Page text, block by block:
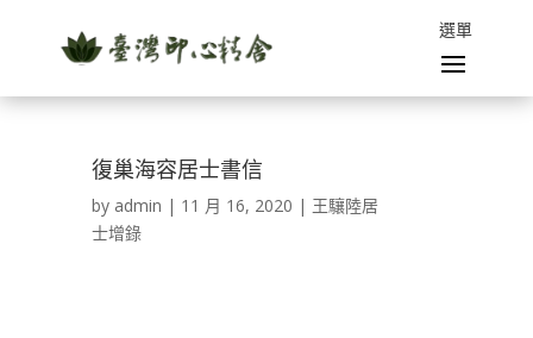
復巢海容居士書信
by admin | 11 月 16, 2020 | 王驤陸居
士增錄